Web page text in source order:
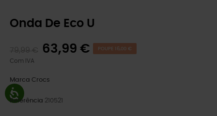
Onda De Eco U
63,99 € POUPE 16,00 €
Com IVA
Marca Crocs
Referência 210521